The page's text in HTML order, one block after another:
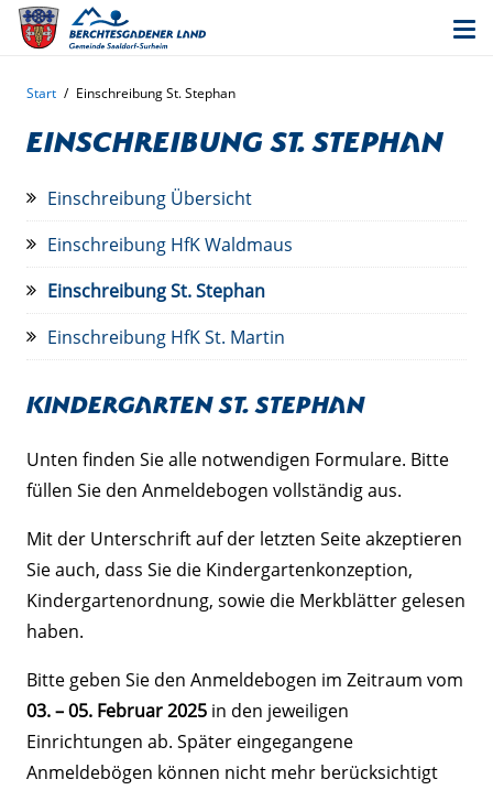
Start / Einschreibung St. Stephan
Einschreibung St. Stephan
Einschreibung Übersicht
Einschreibung HfK Waldmaus
Einschreibung St. Stephan
Einschreibung HfK St. Martin
Kindergarten St. Stephan
Unten finden Sie alle notwendigen Formulare. Bitte
füllen Sie den Anmeldebogen vollständig aus.
Mit der Unterschrift auf der letzten Seite akzeptieren
Sie auch, dass Sie die Kindergartenkonzeption,
Kindergartenordnung, sowie die Merkblätter gelesen
haben.
Bitte geben Sie den Anmeldebogen im Zeitraum vom
03. – 05. Februar 2025 in den jeweiligen
Einrichtungen ab. Später eingegangene
Anmeldebögen können nicht mehr berücksichtigt